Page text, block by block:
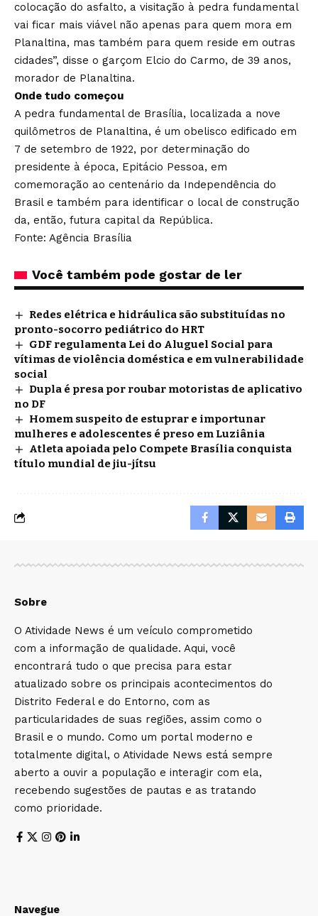
colocação do asfalto, a visitação à pedra fundamental
vai ficar mais viável não apenas para quem mora em
Planaltina, mas também para quem reside em outras
cidades”, disse o garçom Elcio do Carmo, de 39 anos,
morador de Planaltina.
Onde tudo começou
A pedra fundamental de Brasília, localizada a nove
quilômetros de Planaltina, é um obelisco edificado em
7 de setembro de 1922, por determinação do
presidente à época, Epitácio Pessoa, em
comemoração ao centenário da Independência do
Brasil e também para identificar o local de construção
da, então, futura capital da República.
Fonte: Agência Brasília
Você também pode gostar de ler
Redes elétrica e hidráulica são substituídas no
pronto-socorro pediátrico do HRT
GDF regulamenta Lei do Aluguel Social para
vítimas de violência doméstica e em vulnerabilidade
social
Dupla é presa por roubar motoristas de aplicativo
no DF
Homem suspeito de estuprar e importunar
mulheres e adolescentes é preso em Luziânia
Atleta apoiada pelo Compete Brasília conquista
título mundial de jiu-jítsu
Sobre
O Atividade News é um veículo comprometido
com a informação de qualidade. Aqui, você
encontrará tudo o que precisa para estar
atualizado sobre os principais acontecimentos do
Distrito Federal e do Entorno, com as
particularidades de suas regiões, assim como o
Brasil e o mundo. Como um portal moderno e
totalmente digital, o Atividade News está sempre
aberto a ouvir a população e interagir com ela,
recebendo sugestões de pautas e as tratando
como prioridade.
Navegue